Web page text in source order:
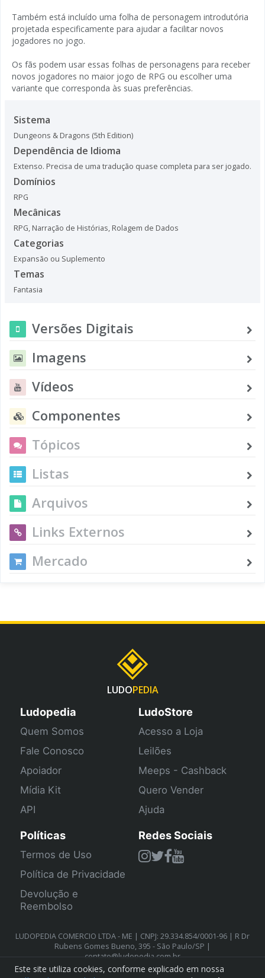
Também está incluído uma folha de personagem introdutória
projetada especificamente para ajudar a facilitar novos
jogadores no jogo.
Os fãs podem usar essas folhas de personagens para receber
novos jogadores no maior jogo de RPG ou escolher uma
variante que corresponda às suas preferências.
Sistema
Dungeons & Dragons (5th Edition)
Dependência de Idioma
Extenso. Precisa de uma tradução quase completa para ser jogado.
Domínios
RPG
Mecânicas
RPG, Narração de Histórias, Rolagem de Dados
Categorias
Expansão ou Suplemento
Temas
Fantasia
Versões Digitais
Imagens
Vídeos
Componentes
Tópicos
Listas
Arquivos
Links Externos
Mercado
LUDOPEDIA
Ludopedia
Quem Somos
Fale Conosco
Apoiador
Mídia Kit
API
LudoStore
Acesso a Loja
Leilões
Meeps - Cashback
Quero Vender
Ajuda
Políticas
Termos de Uso
Política de Privacidade
Devolução e
Reembolso
Redes Sociais
LUDOPEDIA COMERCIO LTDA - ME | CNPJ: 29.334.854/0001-96 | R Dr
Rubens Gomes Bueno, 395 - São Paulo/SP |
contato@ludopedia.com.br
Este site utiliza cookies, conforme explicado em nossa